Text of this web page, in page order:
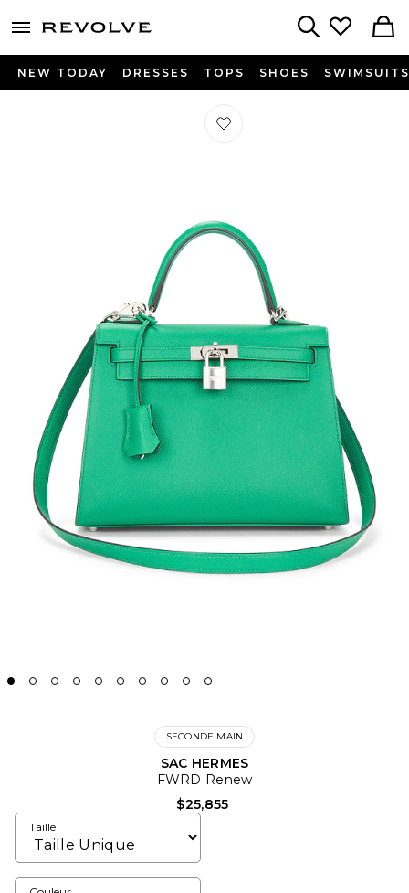
menu - shows more content
NEW TODAY DRESSES TOPS SHOES SWIMSUITS
Préféré SAC HERMES
SECONDE MAIN
SAC HERMES
FWRD Renew
$25,855
Taille